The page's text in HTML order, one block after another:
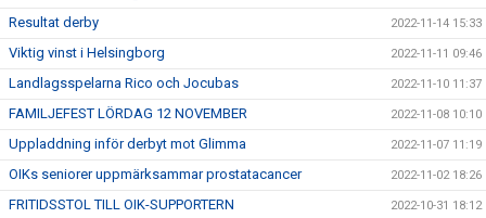
Resultat derby 2022-11-14 15:33
Viktig vinst i Helsingborg 2022-11-11 09:46
Landlagsspelarna Rico och Jocubas 2022-11-10 11:37
FAMILJEFEST LÖRDAG 12 NOVEMBER 2022-11-08 10:10
Uppladdning inför derbyt mot Glimma 2022-11-07 11:19
OIKs seniorer uppmärksammar prostatacancer 2022-11-02 18:26
FRITIDSSTOL TILL OIK-SUPPORTERN 2022-10-31 18:12